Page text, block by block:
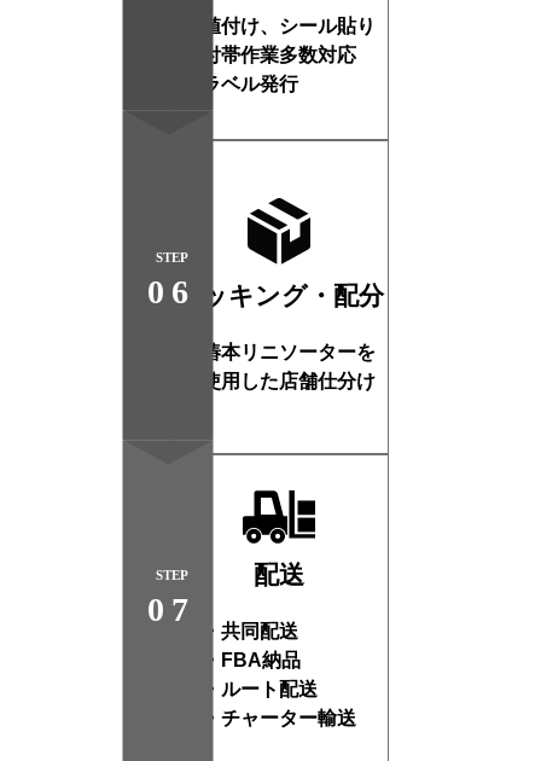
STEP
06
STEP
07
・値付け、シール貼り
・付帯作業多数対応
・ラベル発行
ピッキング・配分
・椿本リニソーターを
使用した店舗仕分け
配送
・共同配送
・FBA納品
・ルート配送
・チャーター輸送